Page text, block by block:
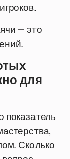
— это
для
Сколько